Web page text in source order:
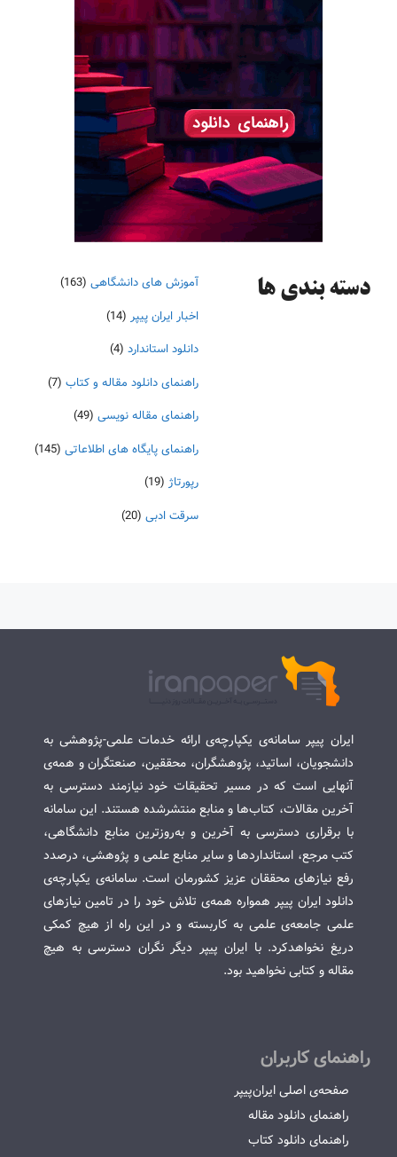
دسته‌ بندی ها آموزش های دانشگاهی (163)
اخبار ایران پیپر (14)
دانلود استاندارد (4)
راهنمای دانلود مقاله و کتاب (7)
راهنمای مقاله نویسی (49)
راهنمای پایگاه های اطلاعاتی (145)
رپورتاژ (19)
سرقت ادبی (20)
ایران پیپر سامانه‌ی یکپارچه‌ی ارائه خدمات علمی-پژوهشی به
دانشجویان، اساتید، پژوهشگران، محققین، صنعتگران و همه‌ی
آنهایی است که در مسیر تحقیقات خود نیازمند دسترسی به
آخرین مقالات، کتاب‌ها و منابع منتشرشده هستند. این سامانه
با برقراری دسترسی به آخرین و به‌روزترین منابع دانشگاهی،
کتب مرجع، استانداردها و سایر منابع علمی و پژوهشی، درصدد
رفع نیازهای محققان عزیز کشورمان است. سامانه‌ی یکپارچه‌ی
دانلود ایران پیپر همواره همه‌ی تلاش خود را در تامین نیازهای
علمی جامعه‌ی علمی به کاربسته و در این راه از هیچ کمکی
دریغ نخواهدکرد. با ایران پیپر دیگر نگران دسترسی به هیچ
مقاله و کتابی نخواهید بود.
راهنمای کاربران
صفحه‌ی اصلی ایران‌پیپر
راهنمای دانلود مقاله
راهنمای دانلود کتاب